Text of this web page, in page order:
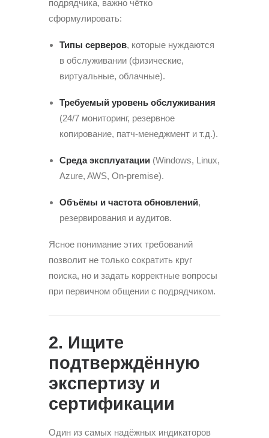
подрядчика, важно чётко
сформулировать:
Типы серверов, которые нуждаются
в обслуживании (физические,
виртуальные, облачные).
Требуемый уровень обслуживания
(24/7 мониторинг, резервное
копирование, патч-менеджмент и т.д.).
Среда эксплуатации (Windows, Linux,
Azure, AWS, On-premise).
Объёмы и частота обновлений,
резервирования и аудитов.
Ясное понимание этих требований
позволит не только сократить круг
поиска, но и задать корректные вопросы
при первичном общении с подрядчиком.
2. Ищите
подтверждённую
экспертизу и
сертификации
Один из самых надёжных индикаторов